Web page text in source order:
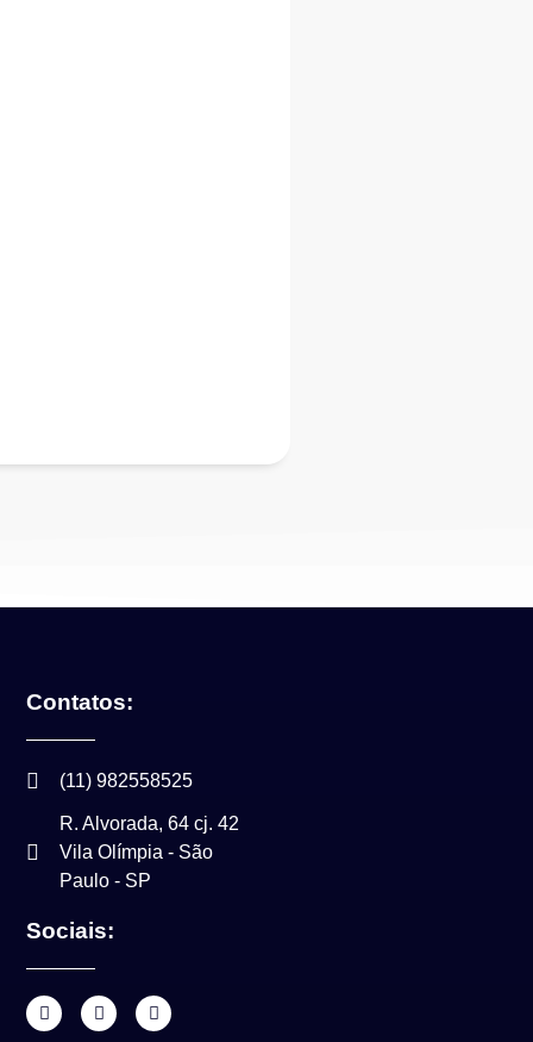
Contatos:
(11) 982558525
R. Alvorada, 64 cj. 42
Vila Olímpia - São
Paulo - SP
Sociais: